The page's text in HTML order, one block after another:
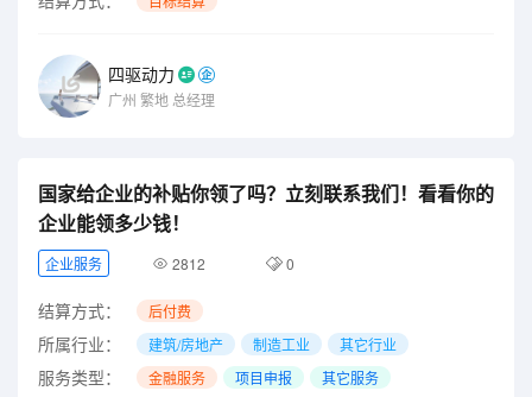
四驱动力
广州 繁地 总经理
国家给企业的补贴你领了吗？立刻联系我们！看看你的
企业能领多少钱！
企业服务 2812 0
结算方式： 后付费
所属行业： 建筑/房地产 制造工业 其它行业
服务类型： 金融服务 项目申报 其它服务